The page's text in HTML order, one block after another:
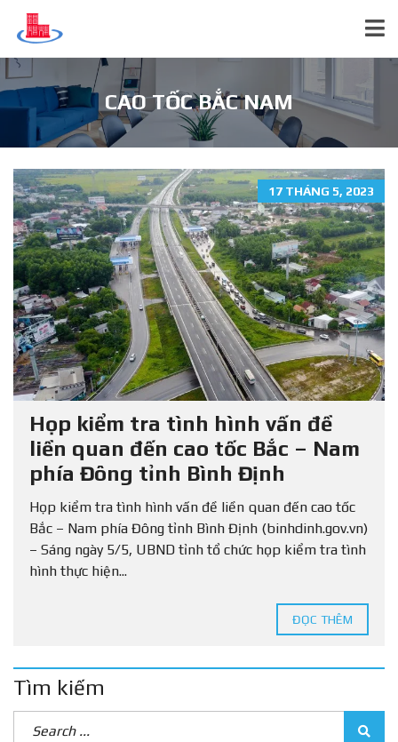
CAO TỐC BẮC NAM
17 THÁNG 5, 2023
Họp kiểm tra tình hình vấn đề
liền quan đến cao tốc Bắc – Nam
phía Đông tỉnh Bình Định
Họp kiểm tra tình hình vấn đề liền quan đến cao tốc
Bắc – Nam phía Đông tỉnh Bình Định (binhdinh.gov.vn)
– Sáng ngày 5/5, UBND tỉnh tổ chức họp kiểm tra tình
hình thực hiện...
ĐỌC THÊM
Tìm kiếm